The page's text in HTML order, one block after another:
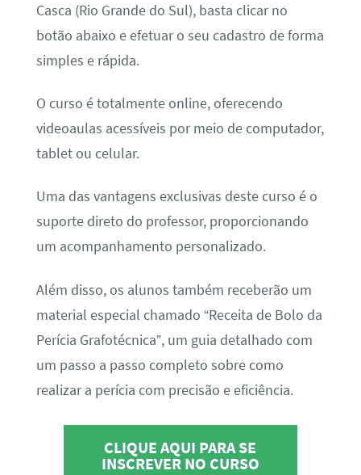
Casca (Rio Grande do Sul), basta clicar no
botão abaixo e efetuar o seu cadastro de forma
simples e rápida.
O curso é totalmente online, oferecendo
videoaulas acessíveis por meio de computador,
tablet ou celular.
Uma das vantagens exclusivas deste curso é o
suporte direto do professor, proporcionando
um acompanhamento personalizado.
Além disso, os alunos também receberão um
material especial chamado “Receita de Bolo da
Perícia Grafotécnica”, um guia detalhado com
um passo a passo completo sobre como
realizar a perícia com precisão e eficiência.
CLIQUE AQUI PARA SE
INSCREVER NO CURSO